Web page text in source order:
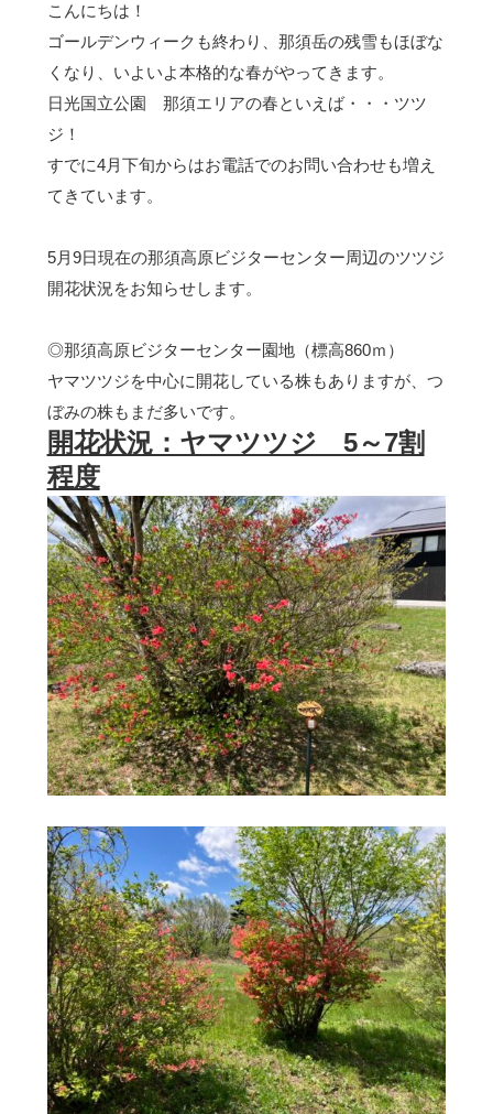
こんにちは！
ゴールデンウィークも終わり、那須岳の残雪もほぼな
くなり、いよいよ本格的な春がやってきます。
日光国立公園 那須エリアの春といえば・・・ツツ
ジ！
すでに4月下旬からはお電話でのお問い合わせも増え
てきています。
5月9日現在の那須高原ビジターセンター周辺のツツジ
開花状況をお知らせします。
◎那須高原ビジターセンター園地（標高860ｍ）
ヤマツツジを中心に開花している株もありますが、つ
ぼみの株もまだ多いです。
開花状況：ヤマツツジ 5～7割
程度